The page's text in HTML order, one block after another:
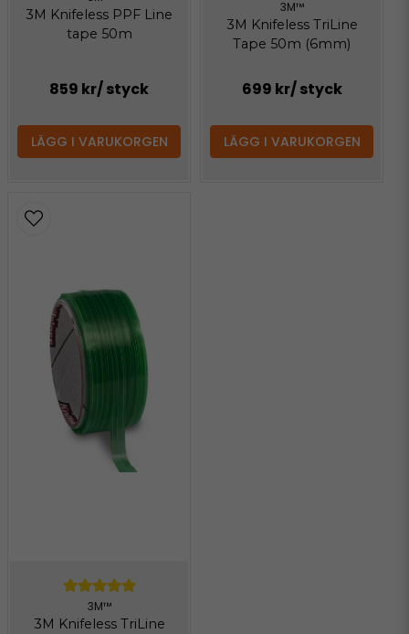
3M Knifeless PPF Line
tape 50m
859 kr/ styck
LÄGG I VARUKORGEN
3M™
3M Knifeless TriLine
Tape 50m (6mm)
699 kr/ styck
LÄGG I VARUKORGEN
3M™
3M Knifeless TriLine